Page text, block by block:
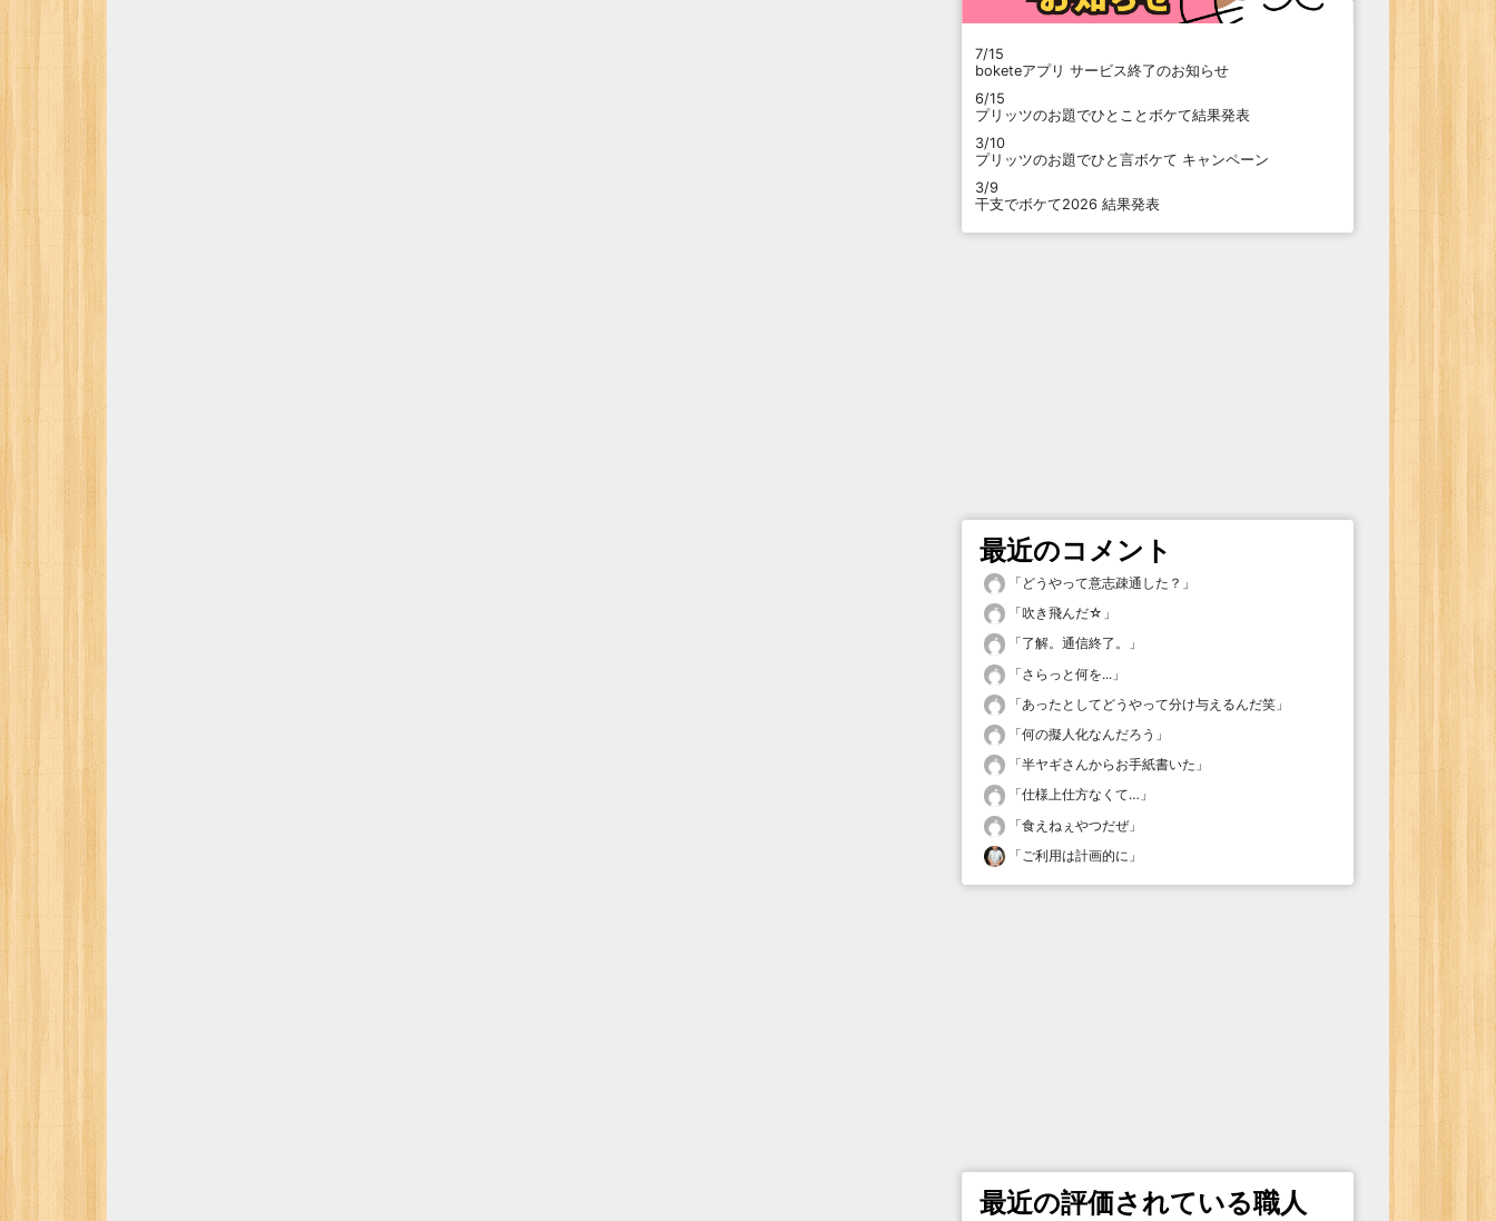
7/15
boketeアプリ サービス終了のお知らせ
6/15
プリッツのお題でひとことボケて結果発表
3/10
プリッツのお題でひと言ボケて キャンペーン
3/9
干支でボケて2026 結果発表
最近のコメント
「 どうやって意志疎通した？ 」
「吹き飛んだ☆ 」
「了解。通信終了。
」
「さらっと何を... 」
「あったとしてどうやって分け与えるんだ笑 」
「何の擬人化なんだろう 」
「半ヤギさんからお手紙書いた 」
「仕様上仕方なくて… 」
「食えねぇやつだぜ」
「 ご利用は計画的に 」
最近の評価されている職人